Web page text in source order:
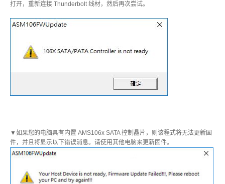
打开，重新连接 Thunderbolt 线材，然后再次尝试。
▼如果您的电脑具有内置 AMS106x SATA 控制晶片，则该程式将无法更新固
件，并且将显示以下错误消息。请使用其他电脑来更新固件。